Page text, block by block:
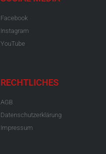
Facebook
Instagram
YouTube
RECHTLICHES
AGB
Datenschutzerklärung
Impressum